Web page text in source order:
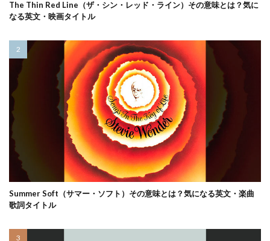
The Thin Red Line（ザ・シン・レッド・ライン）その意味とは？気に
なる英文・映画タイトル
Summer Soft（サマー・ソフト）その意味とは？気になる英文・楽曲
歌詞タイトル